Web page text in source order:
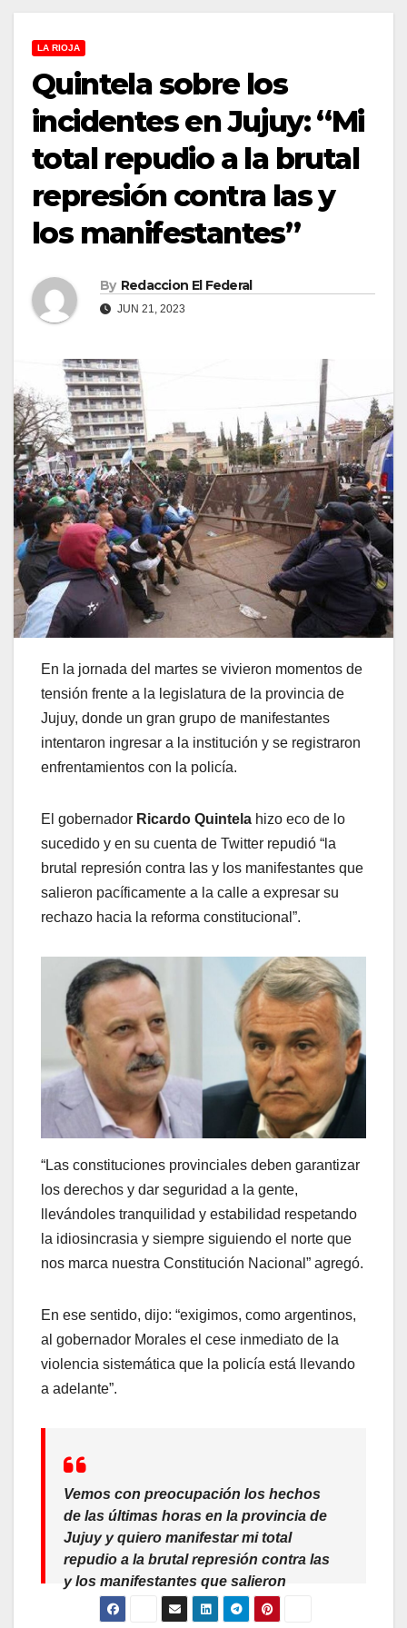
LA RIOJA
Quintela sobre los
incidentes en Jujuy: “Mi
total repudio a la brutal
represión contra las y
los manifestantes”
By Redaccion El Federal
JUN 21, 2023
En la jornada del martes se vivieron momentos de
tensión frente a la legislatura de la provincia de
Jujuy, donde un gran grupo de manifestantes
intentaron ingresar a la institución y se registraron
enfrentamientos con la policía.
El gobernador Ricardo Quintela hizo eco de lo
sucedido y en su cuenta de Twitter repudió “la
brutal represión contra las y los manifestantes que
salieron pacíficamente a la calle a expresar su
rechazo hacia la reforma constitucional”.
“Las constituciones provinciales deben garantizar
los derechos y dar seguridad a la gente,
llevándoles tranquilidad y estabilidad respetando
la idiosincrasia y siempre siguiendo el norte que
nos marca nuestra Constitución Nacional” agregó.
En ese sentido, dijo: “exigimos, como argentinos,
al gobernador Morales el cese inmediato de la
violencia sistemática que la policía está llevando
a adelante”.
Vemos con preocupación los hechos
de las últimas horas en la provincia de
Jujuy y quiero manifestar mi total
repudio a la brutal represión contra las
y los manifestantes que salieron
pacíficamente a la calle a expresar su
rechazo hacia la reforma